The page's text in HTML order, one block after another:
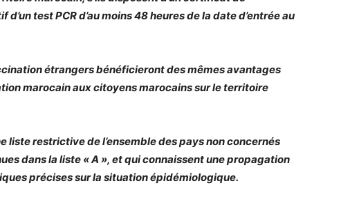
test PCR d’au moins 48 heures de la date d’entrée au
étrangers bénéficieront des mêmes avantages
marocain aux citoyens marocains sur le territoire
liste restrictive de l’ensemble des pays non concernés
dans la liste « A », et qui connaissent une propagation
précises sur la situation épidémiologique.